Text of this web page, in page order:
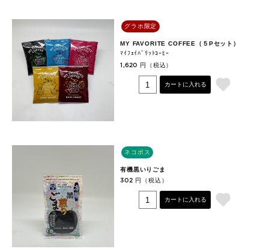
グラホ限定
MY FAVORITE COFFEE（５Pセット）
ﾏｲﾌｪｲﾊﾞﾘｯﾄｺｰﾋｰ
1,620 円（税込）
カートに入れる
ネコポス
有機黒いりごま
302 円（税込）
カートに入れる